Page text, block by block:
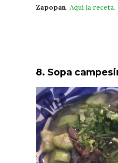
Zapopan. Aquí la receta.
8. Sopa